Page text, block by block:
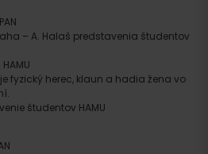
– A. Halaš predstavenia študentov
fyzický herec, klaun a hadia žena vo
študentov HAMU